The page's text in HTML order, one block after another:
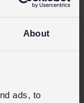
About
ads, to
für den